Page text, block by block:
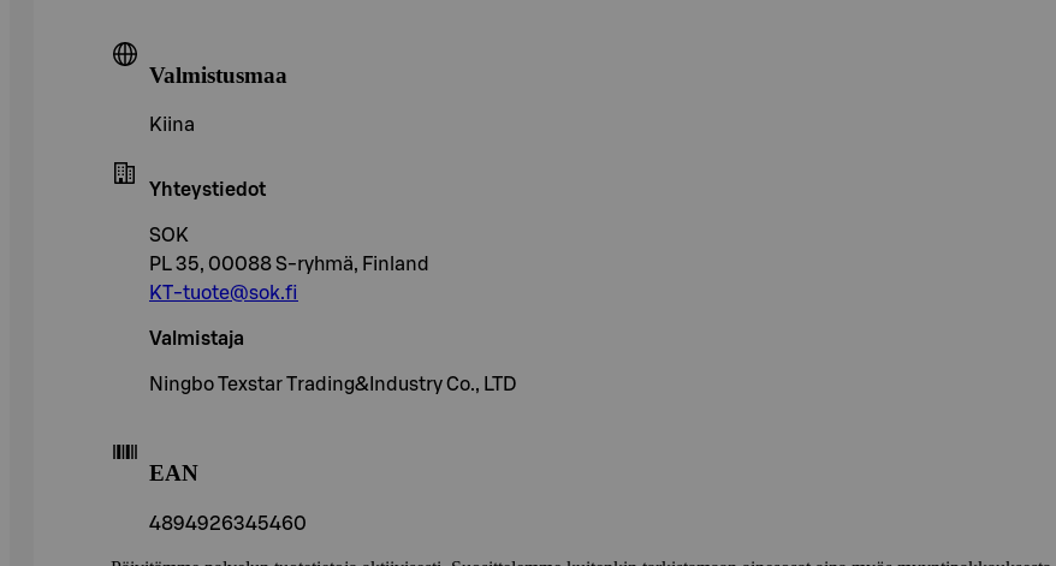
Valmistusmaa
Kiina
Yhteystiedot
SOK
PL 35, 00088 S-ryhmä, Finland
KT-tuote@sok.fi
Valmistaja
Ningbo Texstar Trading&Industry Co., LTD
EAN
4894926345460